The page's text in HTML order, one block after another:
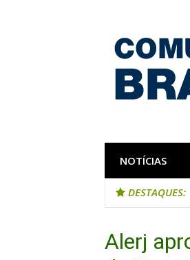
NOTÍCIAS
DESTAQUES:
Alerj